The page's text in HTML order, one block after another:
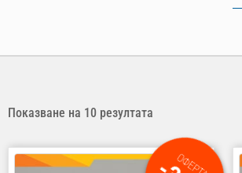
Показване на 10 резултата
ОФЕРТА